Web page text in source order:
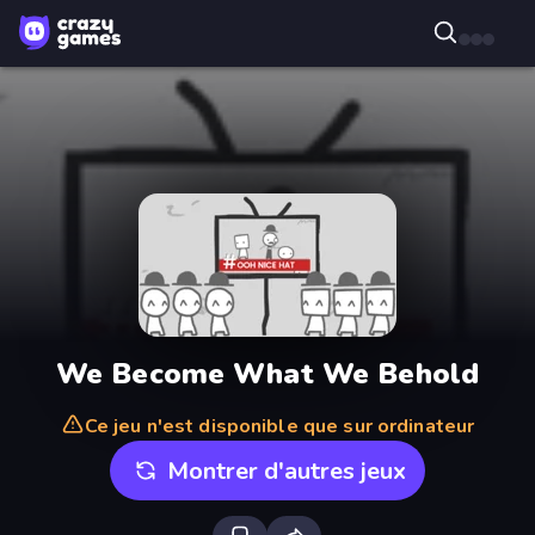
We Become What We Behold
Ce jeu n'est disponible que sur ordinateur
Montrer d'autres jeux